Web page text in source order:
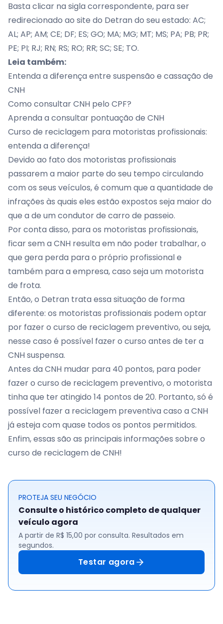
Basta clicar na sigla correspondente, para ser
redirecionado ao site do Detran do seu estado: AC;
AL; AP; AM; CE; DF; ES; GO; MA; MG; MT; MS; PA; PB; PR;
PE; PI; RJ; RN; RS; RO; RR; SC; SE; TO.
Leia também:
Entenda a diferença entre suspensão e cassação de
CNH
Como consultar CNH pelo CPF?
Aprenda a consultar pontuação de CNH
Curso de reciclagem para motoristas profissionais:
entenda a diferença!
Devido ao fato dos motoristas profissionais
passarem a maior parte do seu tempo circulando
com os seus veículos, é comum que a quantidade de
infrações às quais eles estão expostos seja maior do
que a de um condutor de carro de passeio.
Por conta disso, para os motoristas profissionais,
ficar sem a CNH resulta em não poder trabalhar, o
que gera perda para o próprio profissional e
também para a empresa, caso seja um motorista
de frota.
Então, o Detran trata essa situação de forma
diferente: os motoristas profissionais podem optar
por fazer o curso de reciclagem preventivo, ou seja,
nesse caso é possível fazer o curso antes de ter a
CNH suspensa.
Antes da CNH mudar para 40 pontos, para poder
fazer o curso de reciclagem preventivo, o motorista
tinha que ter atingido 14 pontos de 20. Portanto, só é
possível fazer a reciclagem preventiva caso a CNH
já esteja com quase todos os pontos permitidos.
Enfim, essas são as principais informações sobre o
curso de reciclagem de CNH!
PROTEJA SEU NEGÓCIO
Consulte o histórico completo de qualquer
veículo agora
A partir de R$ 15,00 por consulta. Resultados em
segundos.
Testar agora